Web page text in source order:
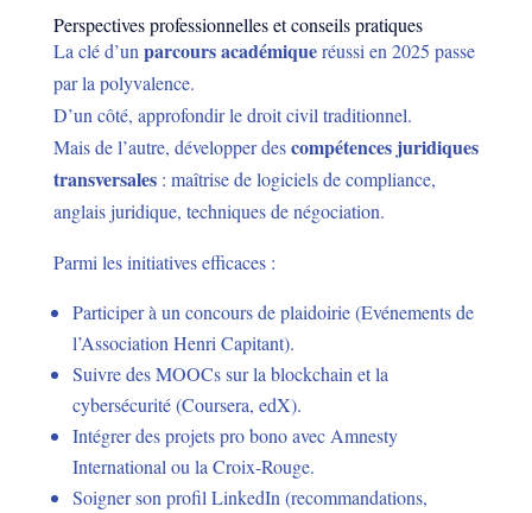
Perspectives professionnelles et conseils pratiques
La clé d’un parcours académiqueréussi en 2025 passe
par la polyvalence.
D’un côté, approfondir le droit civil traditionnel.
Mais de l’autre, développer descompétences juridiques
transversales: maîtrise de logiciels de compliance,
anglais juridique, techniques de négociation.
Parmi les initiatives efficaces :
Participer à un concours de plaidoirie (Evénements de
l’Association Henri Capitant).
Suivre des MOOCs sur la blockchain et la
cybersécurité (Coursera, edX).
Intégrer des projets pro bono avec Amnesty
International ou la Croix-Rouge.
Soigner son profil LinkedIn (recommandations,